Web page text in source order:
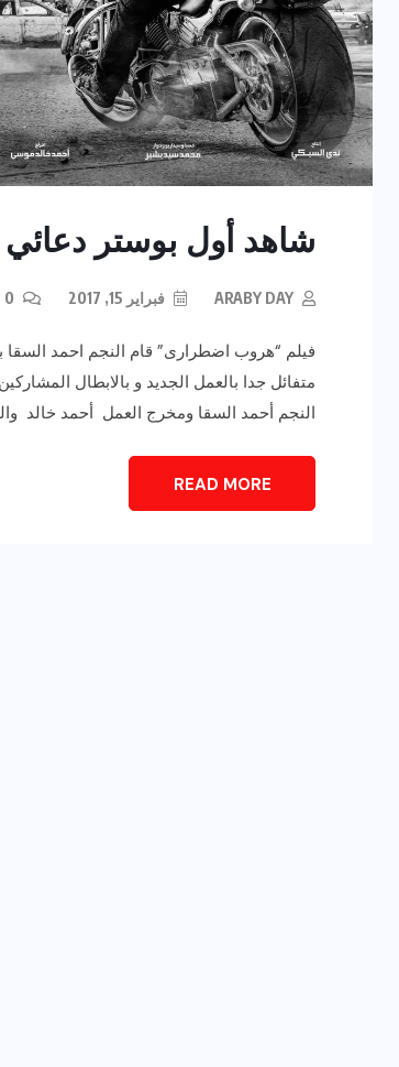
شاهد أول بوستر
ARABY DAY فبراير 15, 2017
فيلم “هروب اضطرارى” قام النجم احمد
متفائل جدا بالعمل الجديد و بالابطال
النجم أحمد السقا ومخرج العمل أحمد خالد
READ MORE